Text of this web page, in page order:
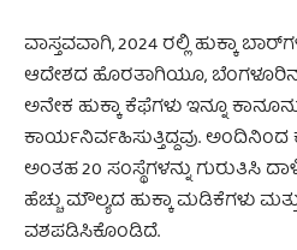
ವಾಸ್ತವವಾಗಿ, 2024 ರಲ್ಲಿ ಹುಕ್ಕಾ
ಆದೇಶದ ಹೊರತಾಗಿಯೂ,
ಅನೇಕ ಹುಕ್ಕಾ ಕೆಫೆಗಳು ಇನ್ನೂ
ಕಾರ್ಯನಿರ್ವಹಿಸುತ್ತಿದ್ದವು. ಅಂದಿನಿಂದ
ಅಂತಹ 20 ಸಂಸ್ಥೆಗಳನ್ನು ಗುರುತಿಸಿ
ಹೆಚ್ಚು ಮೌಲ್ಯದ ಹುಕ್ಕಾ ಮಡಿಕೆಗಳು
ವಶಪಡಿಸಿಕೊಂಡಿದೆ.